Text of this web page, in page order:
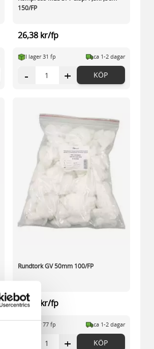
150/FP
26,38 kr/fp
I lager 31 fp ca 1-2 dagar
- + KÖP
Rundtork GV 50mm 100/FP
53,59 kr/fp
I lager 77 fp ca 1-2 dagar
+ KÖP